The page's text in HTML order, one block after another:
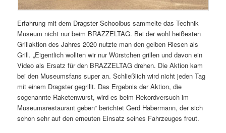
Erfahrung mit dem Dragster Schoolbus sammelte das Technik
Museum nicht nur beim BRAZZELTAG. Bei der wohl heißesten
Grillaktion des Jahres 2020 nutzte man den gelben Riesen als
Grill. „Eigentlich wollten wir nur Würstchen grillen und davon ein
Video als Ersatz für den BRAZZELTAG drehen. Die Aktion kam
bei den Museumsfans super an. Schließlich wird nicht jeden Tag
mit einem Dragster gegrillt. Das Ergebnis der Aktion, die
sogenannte Raketenwurst, wird es beim Rekordversuch im
Museumsrestaurant geben“ berichtet Gerd Habermann, der sich
schon sehr auf den erneuten Einsatz seines Fahrzeuges freut.